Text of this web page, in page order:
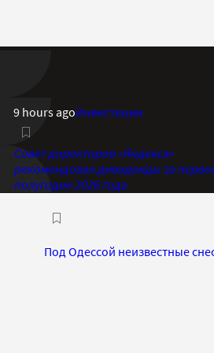
9 hours agoИнвестиции
Совет директоров «Яндекса»
рекомендовал дивиденды за
полугодие 2026 года
Под Одессой неизвестные